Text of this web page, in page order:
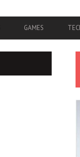
GAMES